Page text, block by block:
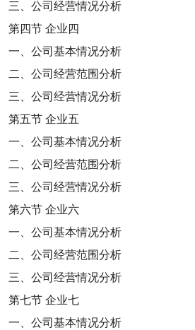
三、公司经营情况分析
第四节 企业四
一、公司基本情况分析
二、公司经营范围分析
三、公司经营情况分析
第五节 企业五
一、公司基本情况分析
二、公司经营范围分析
三、公司经营情况分析
第六节 企业六
一、公司基本情况分析
二、公司经营范围分析
三、公司经营情况分析
第七节 企业七
一、公司基本情况分析